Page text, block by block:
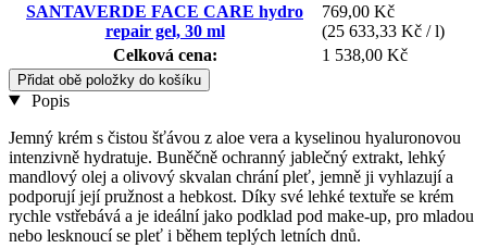
SANTAVERDE FACE CARE hydro
repair gel, 30 ml
769,00 Kč
(25 633,33 Kč / l)
Celková cena:
1 538,00 Kč
Přidat obě položky do košíku
Popis
Jemný krém s čistou šťávou z aloe vera a kyselinou hyaluronovou
intenzivně hydratuje. Buněčně ochranný jablečný extrakt, lehký
mandlový olej a olivový skvalan chrání pleť, jemně ji vyhlazují a
podporují její pružnost a hebkost. Díky své lehké textuře se krém
rychle vstřebává a je ideální jako podklad pod make-up, pro mladou
nebo lesknoucí se pleť i během teplých letních dnů.